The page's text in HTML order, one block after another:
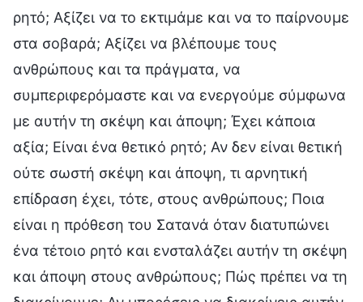
ρητό; Αξίζει να το εκτιμάμε και να το παίρνουμε
στα σοβαρά; Αξίζει να βλέπουμε τους
ανθρώπους και τα πράγματα, να
συμπεριφερόμαστε και να ενεργούμε σύμφωνα
με αυτήν τη σκέψη και άποψη; Έχει κάποια
αξία; Είναι ένα θετικό ρητό; Αν δεν είναι θετική
ούτε σωστή σκέψη και άποψη, τι αρνητική
επίδραση έχει, τότε, στους ανθρώπους; Ποια
είναι η πρόθεση του Σατανά όταν διατυπώνει
ένα τέτοιο ρητό και ενσταλάζει αυτήν τη σκέψη
και άποψη στους ανθρώπους; Πώς πρέπει να τη